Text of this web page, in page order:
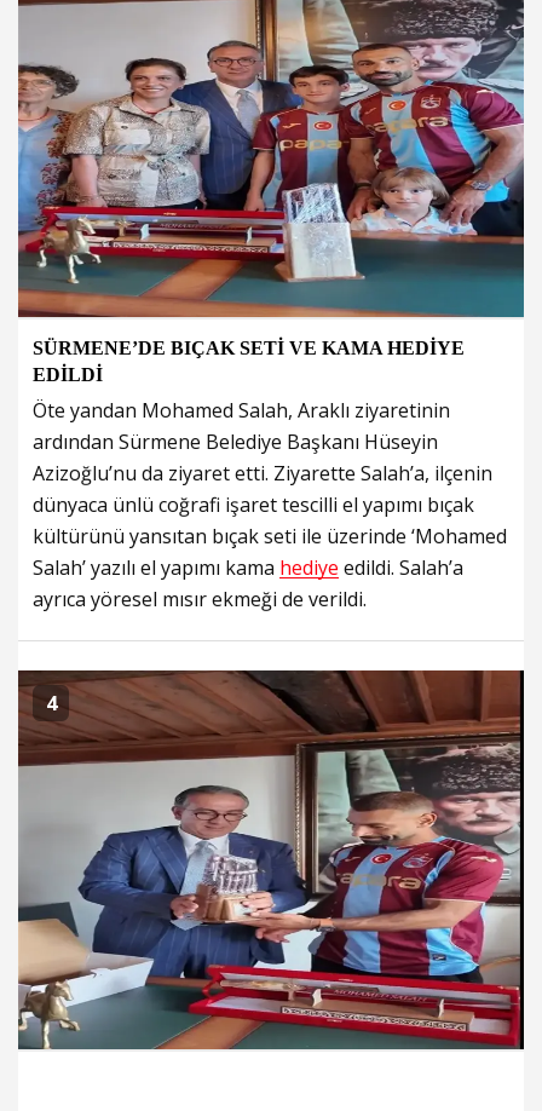
SÜRMENE’DE BIÇAK SETİ VE KAMA HEDİYE
EDİLDİ
Öte yandan Mohamed Salah, Araklı ziyaretinin
ardından Sürmene Belediye Başkanı Hüseyin
Azizoğlu’nu da ziyaret etti. Ziyarette Salah’a, ilçenin
dünyaca ünlü coğrafi işaret tescilli el yapımı bıçak
kültürünü yansıtan bıçak seti ile üzerinde ‘Mohamed
Salah’ yazılı el yapımı kama hediye edildi. Salah’a
ayrıca yöresel mısır ekmeği de verildi.
4